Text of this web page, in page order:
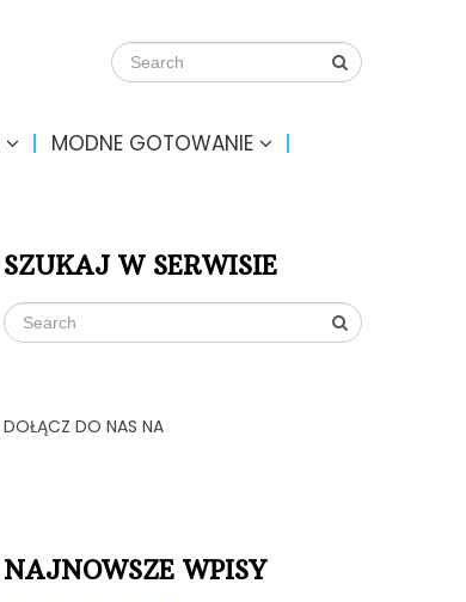
MODNE GOTOWANIE
SZUKAJ W SERWISIE
DOŁĄCZ DO NAS NA
NAJNOWSZE WPISY